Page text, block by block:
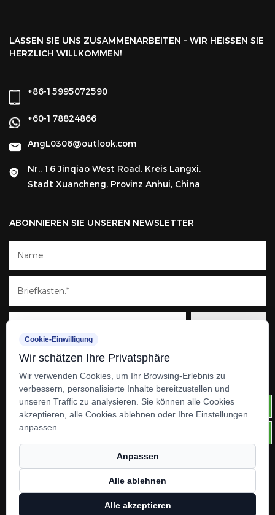
LASSEN SIE UNS ZUSAMMENARBEITEN – WIR HEISSEN SIE
HERZLICH WILLKOMMEN!
+86-15995072590
+60-178824866
AngL0306@outlook.com
Nr.. 16 Jinqiao West Road, Kreis Langxi,
Stadt Xuancheng, Provinz Anhui, China
ABONNIEREN SIE UNSEREN NEWSLETTER
Anhui Hanhua Building Materials
Technology Co., Ltd.Rights Reserved.
Cookie-Einwilligung
Wir schätzen Ihre Privatsphäre
Wir verwenden Cookies, um Ihr Browsing-Erlebnis zu
verbessern, personalisierte Inhalte bereitzustellen und
unseren Traffic zu analysieren. Sie können alle Cookies
akzeptieren, alle Cookies ablehnen oder Ihre Einstellungen
anpassen.
Anpassen
Alle ablehnen
Alle akzeptieren